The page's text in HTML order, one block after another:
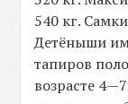
540 кг.
Детёныши
тапиров
возрасте